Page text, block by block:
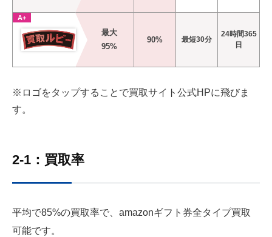
A+
最大
95%
90% 最短30分
24時間365
日
※ロゴをタップすることで買取サイト公式HPに飛びま
す。
2-1：買取率
平均で85%の買取率で、amazonギフト券全タイプ買取
可能です。